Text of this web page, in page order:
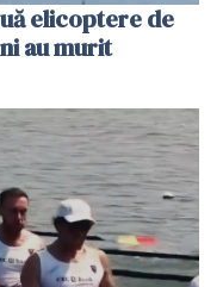
elicoptere de
au murit